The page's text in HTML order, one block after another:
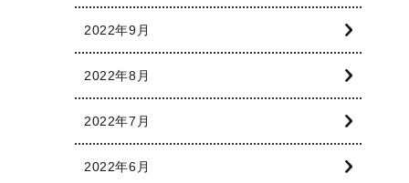
2022年9月
2022年8月
2022年7月
2022年6月